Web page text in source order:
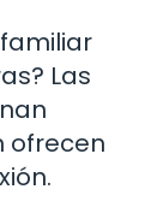
Las
ofrecen